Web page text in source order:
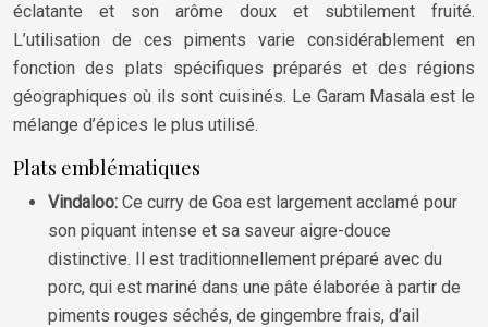
éclatante et son arôme doux et subtilement fruité.
L’utilisation de ces piments varie considérablement en
fonction des plats spécifiques préparés et des régions
géographiques où ils sont cuisinés. Le Garam Masala est le
mélange d’épices le plus utilisé.
Plats emblématiques
Vindaloo: Ce curry de Goa est largement acclamé pour
son piquant intense et sa saveur aigre-douce
distinctive. Il est traditionnellement préparé avec du
porc, qui est mariné dans une pâte élaborée à partir de
piments rouges séchés, de gingembre frais, d’ail